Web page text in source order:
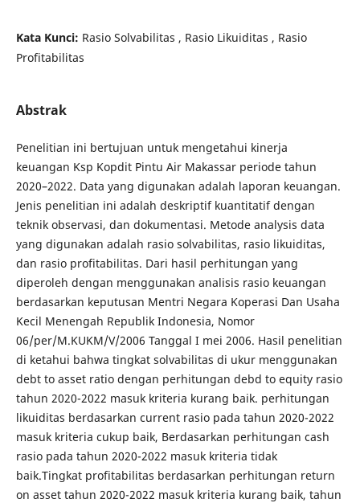
Kata Kunci: Rasio Solvabilitas , Rasio Likuiditas , Rasio
Profitabilitas
Abstrak
Penelitian ini bertujuan untuk mengetahui kinerja
keuangan Ksp Kopdit Pintu Air Makassar periode tahun
2020–2022. Data yang digunakan adalah laporan keuangan.
Jenis penelitian ini adalah deskriptif kuantitatif dengan
teknik observasi, dan dokumentasi. Metode analysis data
yang digunakan adalah rasio solvabilitas, rasio likuiditas,
dan rasio profitabilitas. Dari hasil perhitungan yang
diperoleh dengan menggunakan analisis rasio keuangan
berdasarkan keputusan Mentri Negara Koperasi Dan Usaha
Kecil Menengah Republik Indonesia, Nomor
06/per/M.KUKM/V/2006 Tanggal I mei 2006. Hasil penelitian
di ketahui bahwa tingkat solvabilitas di ukur menggunakan
debt to asset ratio dengan perhitungan debd to equity rasio
tahun 2020-2022 masuk kriteria kurang baik. perhitungan
likuiditas berdasarkan current rasio pada tahun 2020-2022
masuk kriteria cukup baik, Berdasarkan perhitungan cash
rasio pada tahun 2020-2022 masuk kriteria tidak
baik.Tingkat profitabilitas berdasarkan perhitungan return
on asset tahun 2020-2022 masuk kriteria kurang baik, tahun